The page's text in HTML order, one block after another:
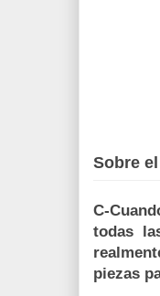
Sobre
C-
todas
piezas